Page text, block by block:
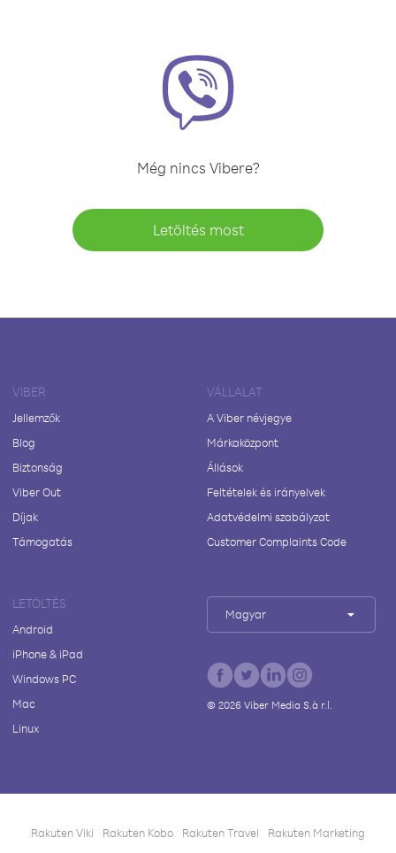
Még nincs Vibere?
Letöltés most
VIBER
Jellemzők
Blog
Biztonság
Viber Out
Díjak
Támogatás
VÁLLALAT
A Viber névjegye
Márkaközpont
Állások
Feltételek és irányelvek
Adatvédelmi szabályzat
Customer Complaints Code
LETÖLTÉS
Android
iPhone & iPad
Windows PC
Mac
Linux
Magyar
© 2026Viber Media S.à r.l.
Rakuten Viki Rakuten Kobo Rakuten Travel
Rakuten Marketing